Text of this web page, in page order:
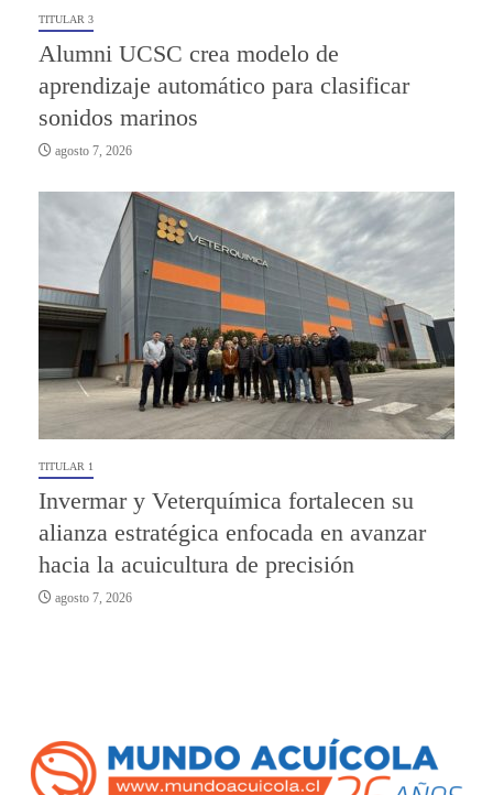
TITULAR 3
Alumni UCSC crea modelo de
aprendizaje automático para clasificar
sonidos marinos
agosto 7, 2026
TITULAR 1
Invermar y Veterquímica fortalecen su
alianza estratégica enfocada en avanzar
hacia la acuicultura de precisión
agosto 7, 2026